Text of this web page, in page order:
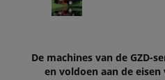
De machines van de GZD-
en voldoen aan de